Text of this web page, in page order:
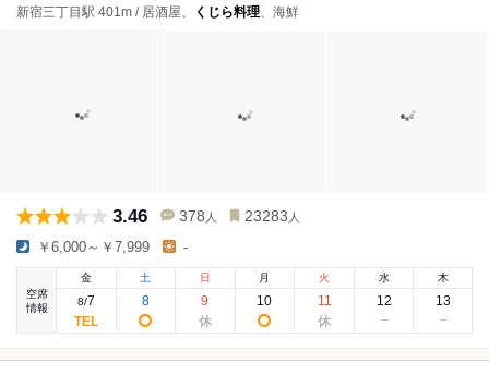
新宿三丁目駅 401m / 居酒屋、 くじら料理、海鮮
3.46 378 人 23283 人
￥6,000～￥7,999 -
空席
情報
金
8/7
土
8
日
9
月
10
火
11
水
12
木
13